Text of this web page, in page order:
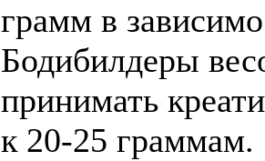
грамм в
Бодибилдеры
принимать
к 20-25 граммам.